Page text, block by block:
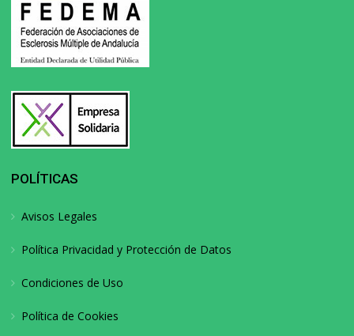
POLÍTICAS
Avisos Legales
Política Privacidad y Protección de Datos
Condiciones de Uso
Política de Cookies